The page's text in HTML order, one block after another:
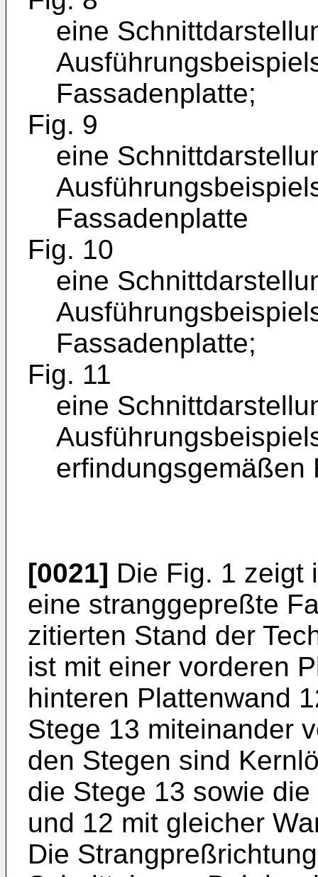
eine
Fassadenplatte;
Fig. 9
eine
Fassadenplatte
Fig. 10
eine
Fassadenplatte;
Fig. 11
eine
erfindungsgemäßen
[0021] Die Fig. 1 zeigt
eine stranggepreßte
zitierten Stand der
ist mit einer vorderen
hinteren Plattenwand
Stege 13 miteinander
den Stegen sind
die Stege 13 sowie
und 12 mit gleicher
Die